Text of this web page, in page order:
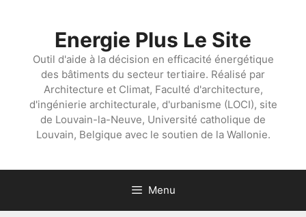
Energie Plus Le Site
Outil d'aide à la décision en efficacité énergétique
des bâtiments du secteur tertiaire. Réalisé par
Architecture et Climat, Faculté d'architecture,
d'ingénierie architecturale, d'urbanisme (LOCI), site
de Louvain-la-Neuve, Université catholique de
Louvain, Belgique avec le soutien de la Wallonie.
Menu